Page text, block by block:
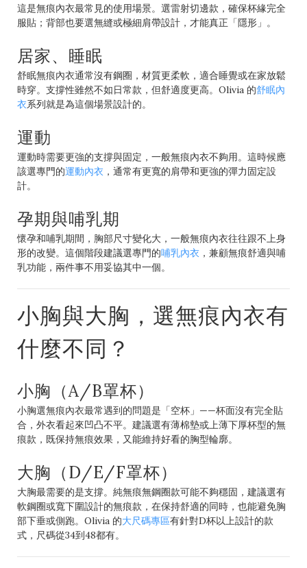
這是無痕內衣最常見的使用場景。選雷射切邊款，確保杯緣完全
服貼；背部也要選無縫或極細肩帶設計，才能真正「隱形」。
居家、睡眠
舒眠無痕內衣通常沒有鋼圈，材質更柔軟，適合睡覺或在家放鬆
時穿。支撐性雖然不如日常款，但舒適度更高。Olivia 的舒眠內
衣系列就是為這個場景設計的。
運動
運動時需要更強的支撐與固定，一般無痕內衣不夠用。這時候應
該選專門的運動內衣 ，通常有更寬的肩帶和更強的彈力固定設
計。
孕期與哺乳期
懷孕和哺乳期間，胸部尺寸變化大，一般無痕內衣往往跟不上身
形的改變。這個階段建議選專門的哺乳內衣 ，兼顧無痕舒適與哺
乳功能，兩件事不用妥協其中一個。
小胸與大胸，選無痕內衣有
什麼不同？
小胸（A/B罩杯）
小胸選無痕內衣最常遇到的問題是「空杯」——杯面沒有完全貼
合，外衣看起來凹凸不平。建議選有薄棉墊或上薄下厚杯型的無
痕款，既保持無痕效果，又能維持好看的胸型輪廓。
大胸（D/E/F罩杯）
大胸最需要的是支撐。純無痕無鋼圈款可能不夠穩固，建議選有
軟鋼圈或寬下圍設計的無痕款，在保持舒適的同時，也能避免胸
部下垂或側跑。Olivia 的大尺碼專區有針對D杯以上設計的款
式，尺碼從34到48都有。